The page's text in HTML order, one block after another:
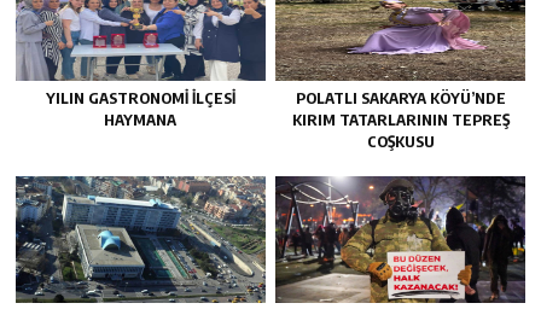
YILIN GASTRONOMI İLÇESI
HAYMANA
POLATLI SAKARYA KÖYÜ’NDE
KIRIM TATARLARININ TEPREŞ
COŞKUSU